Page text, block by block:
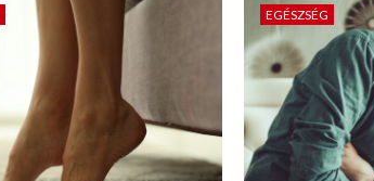
EGÉSZSÉG